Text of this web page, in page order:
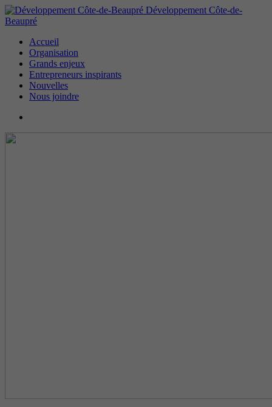
Développement Côte-de-
Beaupré
Accueil
Organisation
Grands enjeux
Entrepreneurs inspirants
Nouvelles
Nous joindre